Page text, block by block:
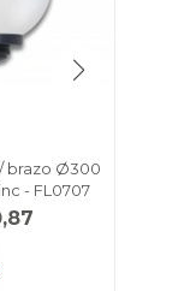
brazo Ø300
- FL0707